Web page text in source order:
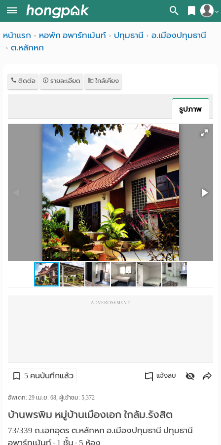
สมัครสมาชิก
หน้า
ค้นหา
ค้นจากสถานีรถไฟฟ้า
ค้นตามจังหวัด
ค้นจากสถานศึกษา
ค้นจากแผนที่
ค้นแบบละเอียด
พาร์
โฆษณา
ลง
ประกาศ
ฟรี
หน้าแรก หอพัก อพาร์ทเม้นท์ ปทุมธานี
อ.เมืองปทุมธานี
ต.หลักหก
ติดต่อ รายละเอียด ใกล้เคียง
รูปภาพ
ADVERTISEMENT
5 คนบันทึกแล้ว แจ้งลบ
อัพเดท: 29 เม.ย. 68, ผู้เข้าชม:5,372
บ้านพรพิม หมู่บ้านเมืองเอก ใกล้ม.รังสิต
73/339 ถ.เอกอุดร ต.หลักหก อ.เมืองปทุมธานี ปทุมธานี
อพาร์ทเม้นท์ • 1 ชั้น • 5 ห้อง